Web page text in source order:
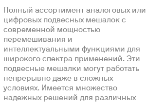
Полный ассортимент аналоговых или
цифровых подвесных мешалок с
современной мощностью
перемешивания и
интеллектуальными функциями для
широкого спектра применений. Эти
подвесные мешалки могут работать
непрерывно даже в сложных
условиях. Имеется множество
надежных решений для различных